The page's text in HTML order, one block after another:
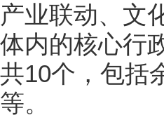
产业联动、文
体内的核心行
共10个，包括
等。